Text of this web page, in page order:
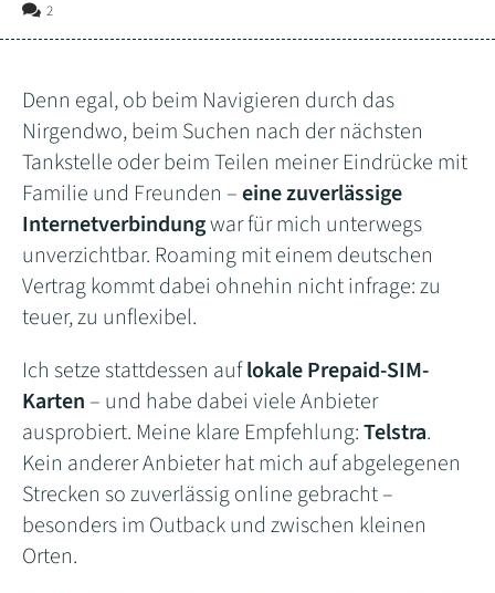
2
Denn egal, ob beim Navigieren durch das
Nirgendwo, beim Suchen nach der nächsten
Tankstelle oder beim Teilen meiner Eindrücke mit
Familie und Freunden –eine zuverlässige
Internetverbindungwar für mich unterwegs
unverzichtbar. Roaming mit einem deutschen
Vertrag kommt dabei ohnehin nicht infrage: zu
teuer, zu unflexibel.
Ich setze stattdessen auflokale Prepaid-SIM-
Karten – und habe dabei viele Anbieter
ausprobiert. Meine klare Empfehlung:Telstra.
Kein anderer Anbieter hat mich auf abgelegenen
Strecken so zuverlässig online gebracht –
besonders im Outback und zwischen kleinen
Orten.